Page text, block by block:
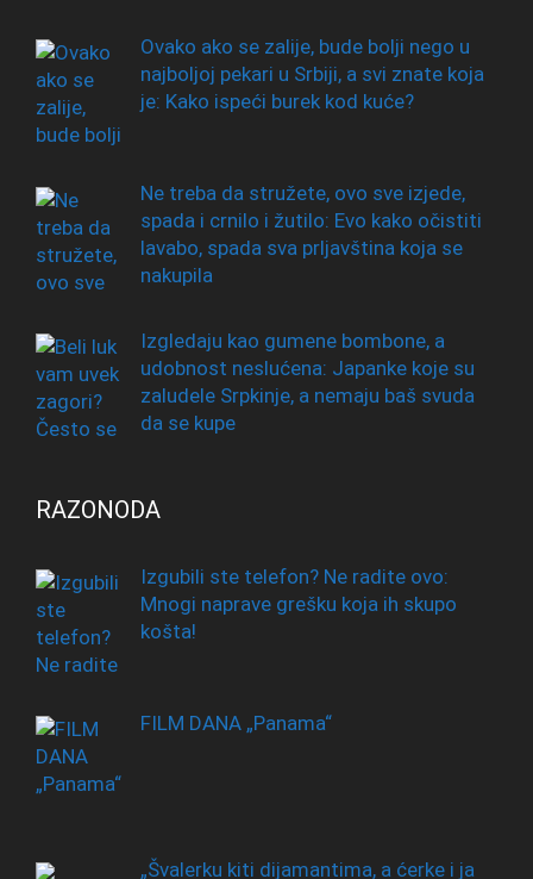
Ovako ako se zalije, bude bolji nego u
najboljoj pekari u Srbiji, a svi znate koja
je: Kako ispeći burek kod kuće?
Ne treba da stružete, ovo sve izjede,
spada i crnilo i žutilo: Evo kako očistiti
lavabo, spada sva prljavština koja se
nakupila
Izgledaju kao gumene bombone, a
udobnost neslućena: Japanke koje su
zaludele Srpkinje, a nemaju baš svuda
da se kupe
RAZONODA
Izgubili ste telefon? Ne radite ovo:
Mnogi naprave grešku koja ih skupo
košta!
FILM DANA „Panama“
„Švalerku kiti dijamantima, a ćerke i ja